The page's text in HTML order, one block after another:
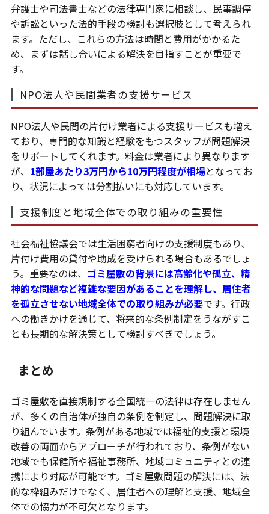
弁護士や司法書士などの法律専門家に相談し、民事調停
や訴訟といった法的手段の検討も選択肢として考えられ
ます。ただし、これらの方法は時間と費用がかかるた
め、まずは話し合いによる解決を目指すことが重要で
す。
NPO法人や民間業者の支援サービス
NPO法人や民間の片付け業者による支援サービスも増え
ており、専門的な知識と経験をもつスタッフが問題解決
をサポートしてくれます。料金は業者により異なります
が、 1部屋あたり3万円から10万円程度が相場となってお
り、状況によっては分割払いにも対応しています。
支援制度と地域全体での取り組みの重要性
社会福祉協議会では生活困窮者向けの支援制度もあり、
片付け費用の貸付や助成を受けられる場合もあるでしょ
う。重要なのは、 ゴミ屋敷の背景には高齢化や孤立、精
神的な問題など複雑な要因があることを理解し、居住者
を孤立させない地域全体での取り組みが必要です。行政
への働きかけを通じて、将来的な条例制定をうながすこ
とも長期的な解決策として検討すべきでしょう。
まとめ
ゴミ屋敷を直接規制する全国統一の法律は存在しません
が、多くの自治体が独自の条例を制定し、問題解決に取
り組んでいます。条例がある地域では福祉的支援と環境
改善の両面からアプローチが行われており、条例がない
地域でも保健所や福祉事務所、地域コミュニティとの連
携により対応が可能です。ゴミ屋敷問題の解決には、法
的な枠組みだけでなく、居住者への理解と支援、地域全
体での協力が不可欠となります。